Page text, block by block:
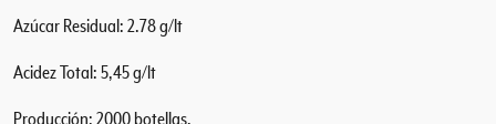
e
i
Azúcar Residual: 2.78 g/lt
Acidez Total: 5,45 g/lt